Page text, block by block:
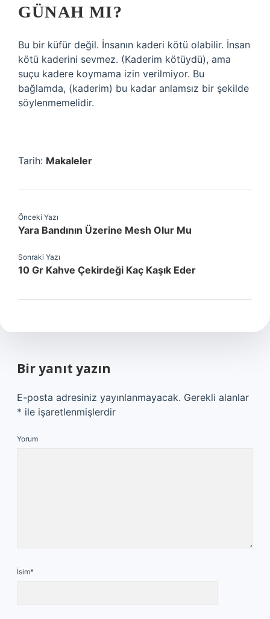
GÜNAH MI?
Bu bir küfür değil. İnsanın kaderi kötü olabilir. İnsan
kötü kaderini sevmez. (Kaderim kötüydü), ama
suçu kadere koymama izin verilmiyor. Bu
bağlamda, (kaderim) bu kadar anlamsız bir şekilde
söylenmemelidir.
Tarih: Makaleler
Önceki Yazı
Yara Bandının Üzerine Mesh Olur Mu
Sonraki Yazı
10 Gr Kahve Çekirdeği Kaç Kaşık Eder
Bir yanıt yazın
E-posta adresiniz yayınlanmayacak. Gerekli alanlar
* ile işaretlenmişlerdir
Yorum
İsim*